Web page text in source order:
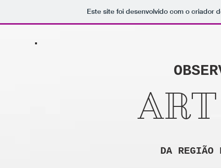
Este site foi desenvolvido com o criador
DA REGIÃO